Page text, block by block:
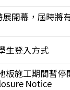
展開幕，屆時將
生登入方式
板施工期間暫停
Notice